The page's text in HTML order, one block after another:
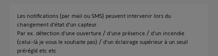
Les notifications (par mail ou SMS) peuvent intervenir lors du
changement d'état d'un capteur.
Par ex. détection d'une ouverture / d'une présence / d'un incendie
(celui-là je vous le souhaite pas) / d'un éclairage supérieur à un seuil
préréglé etc etc